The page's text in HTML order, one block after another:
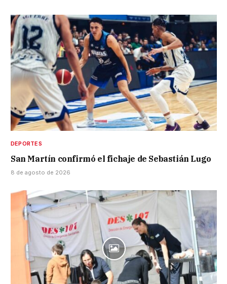
DEPORTES
San Martín confirmó el fichaje de Sebastián Lugo
8 de agosto de 2026